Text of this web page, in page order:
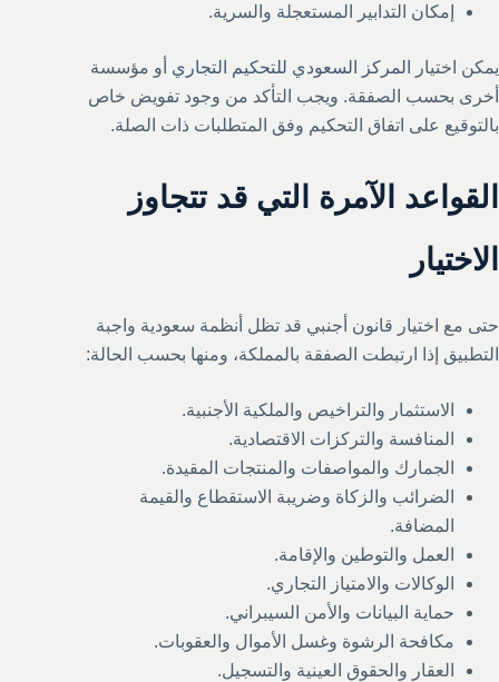
إمكان التدابير المستعجلة والسرية.
يمكن اختيار المركز السعودي للتحكيم التجاري أو مؤسسة
أخرى بحسب الصفقة. ويجب التأكد من وجود تفويض خاص
بالتوقيع على اتفاق التحكيم وفق المتطلبات ذات الصلة.
القواعد الآمرة التي قد تتجاوز
الاختيار
حتى مع اختيار قانون أجنبي قد تظل أنظمة سعودية واجبة
التطبيق إذا ارتبطت الصفقة بالمملكة، ومنها بحسب الحالة:
الاستثمار والتراخيص والملكية الأجنبية.
المنافسة والتركزات الاقتصادية.
الجمارك والمواصفات والمنتجات المقيدة.
الضرائب والزكاة وضريبة الاستقطاع والقيمة
المضافة.
العمل والتوطين والإقامة.
الوكالات والامتياز التجاري.
حماية البيانات والأمن السيبراني.
مكافحة الرشوة وغسل الأموال والعقوبات.
العقار والحقوق العينية والتسجيل.